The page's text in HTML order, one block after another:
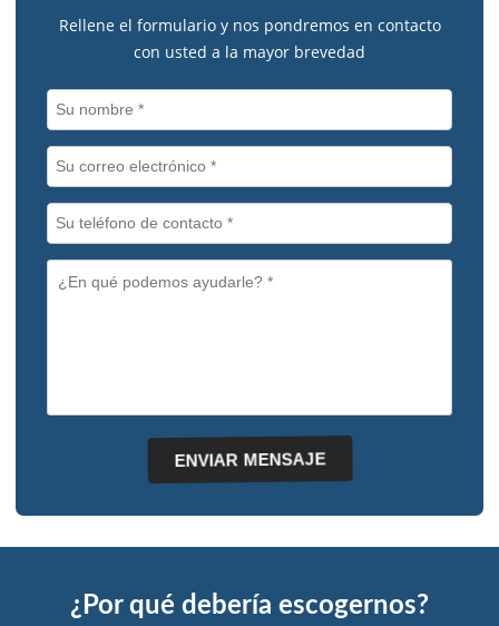
Rellene el formulario y nos pondremos en contacto
con usted a la mayor brevedad
¿Por qué debería escogernos?